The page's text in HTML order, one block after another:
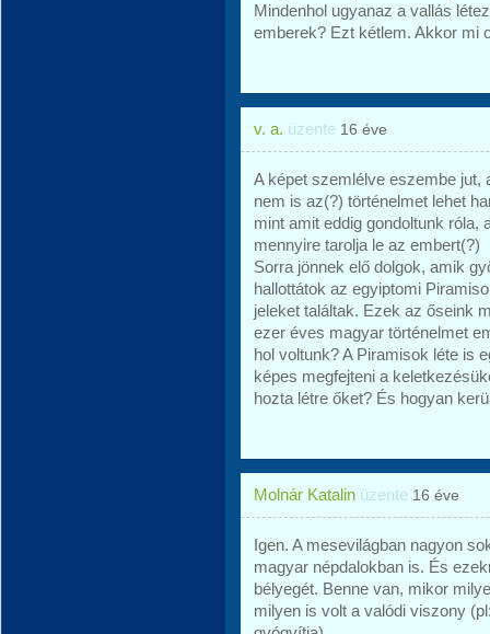
Mindenhol ugyanaz a vallás
emberek? Ezt kétlem. Akkor mi
v. a. üzente 16 éve
A képet szemlélve eszembe jut,
nem is az(?) történelmet lehet
mint amit eddig gondoltunk róla,
mennyire tarolja le az embert(?)
Sorra jönnek elő dolgok, amik
hallottátok az egyiptomi
jeleket találtak. Ezek az őseink
ezer éves magyar történelmet
hol voltunk? A Piramisok léte is
képes megfejteni a
hozta létre őket? És hogyan
Molnár Katalin üzente 16 éve
Igen. A mesevilágban nagyon
magyar népdalokban is. És
bélyegét. Benne van, mikor
milyen is volt a valódi viszony